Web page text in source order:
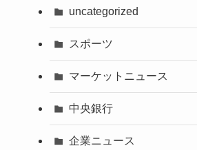
uncategorized
スポーツ
マーケットニュース
中央銀行
企業ニュース